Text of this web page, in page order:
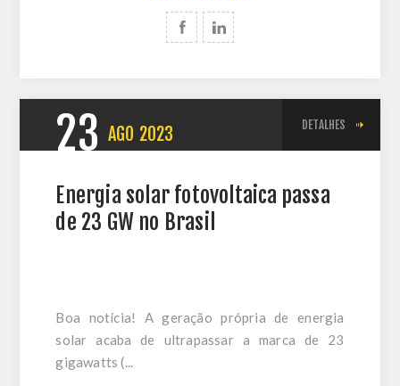
23 AGO 2023 DETALHES
Energia solar fotovoltaica passa
de 23 GW no Brasil
Boa notícia! A geração própria de energia
solar acaba de ultrapassar a marca de 23
gigawatts (...